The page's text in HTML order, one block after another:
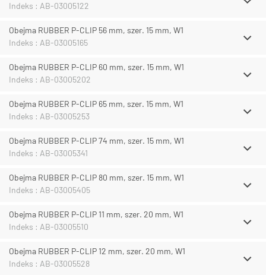
Indeks : AB-03005122
Obejma RUBBER P-CLIP 56 mm, szer. 15 mm, W1
Indeks : AB-03005165
Obejma RUBBER P-CLIP 60 mm, szer. 15 mm, W1
Indeks : AB-03005202
Obejma RUBBER P-CLIP 65 mm, szer. 15 mm, W1
Indeks : AB-03005253
Obejma RUBBER P-CLIP 74 mm, szer. 15 mm, W1
Indeks : AB-03005341
Obejma RUBBER P-CLIP 80 mm, szer. 15 mm, W1
Indeks : AB-03005405
Obejma RUBBER P-CLIP 11 mm, szer. 20 mm, W1
Indeks : AB-03005510
Obejma RUBBER P-CLIP 12 mm, szer. 20 mm, W1
Indeks : AB-03005528